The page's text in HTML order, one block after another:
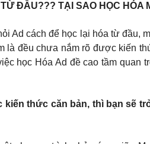
ĐẦU??? TẠI SAO HỌC HÓA
Ad cách để học lại hóa từ đầu,
là đều chưa nắm rõ được kiến
học Hóa Ad đề cao tầm quan
kiến thức căn bản, thì bạn sẽ